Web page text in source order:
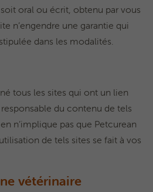
oral ou écrit, obtenu par vous
n’engendre une garantie qui
dans les modalités.
tous les sites qui ont un lien
du contenu de tels
n’implique pas que Petcurean
de tels sites se fait à vos
vétérinaire